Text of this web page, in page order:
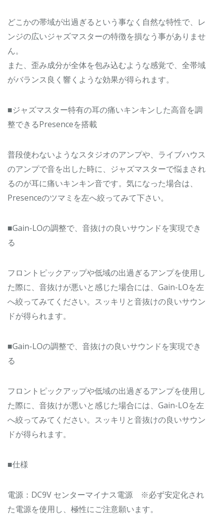
どこかの帯域が出過ぎるという事なく自然な特性で、レ
ンジの広いジャズマスターの特徴を損なう事がありませ
ん。
また、歪み成分が全体を包み込むような感覚で、全帯域
がバランス良く響くような効果が得られます。
■ジャズマスター特有の耳の痛いキンキンした高音を調
整できるPresenceを搭載
普段使わないようなスタジオのアンプや、ライブハウス
のアンプで音を出した時に、ジャズマスターで悩まされ
るのが耳に痛いキンキン音です。気になった場合は、
Presenceのツマミを左へ絞ってみて下さい。
■Gain-LOの調整で、音抜けの良いサウンドを実現でき
る
フロントピックアップや低域の出過ぎるアンプを使用し
た際に、音抜けが悪いと感じた場合には、Gain-LOを左
へ絞ってみてください。スッキリと音抜けの良いサウン
ドが得られます。
■Gain-LOの調整で、音抜けの良いサウンドを実現でき
る
フロントピックアップや低域の出過ぎるアンプを使用し
た際に、音抜けが悪いと感じた場合には、Gain-LOを左
へ絞ってみてください。スッキリと音抜けの良いサウン
ドが得られます。
■仕様
電源：DC9V センターマイナス電源 ※必ず安定化され
た電源を使用し、極性にご注意願います。